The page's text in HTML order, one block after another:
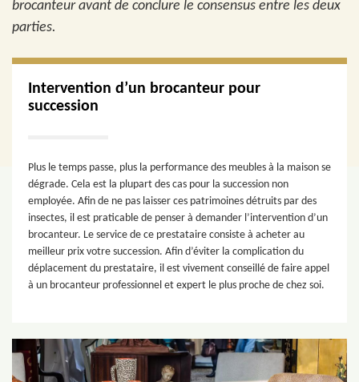
brocanteur avant de conclure le consensus entre les deux
parties.
Intervention d’un brocanteur pour
succession
Plus le temps passe, plus la performance des meubles à la maison se
dégrade. Cela est la plupart des cas pour la succession non
employée. Afin de ne pas laisser ces patrimoines détruits par des
insectes, il est praticable de penser à demander l’intervention d’un
brocanteur. Le service de ce prestataire consiste à acheter au
meilleur prix votre succession. Afin d’éviter la complication du
déplacement du prestataire, il est vivement conseillé de faire appel
à un brocanteur professionnel et expert le plus proche de chez soi.